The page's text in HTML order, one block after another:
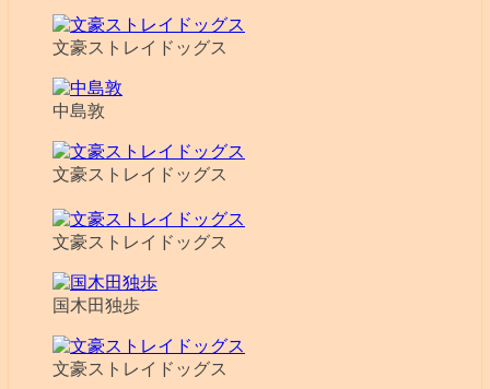
文豪ストレイドッグス
中島敦
文豪ストレイドッグス
文豪ストレイドッグス
国木田独歩
文豪ストレイドッグス